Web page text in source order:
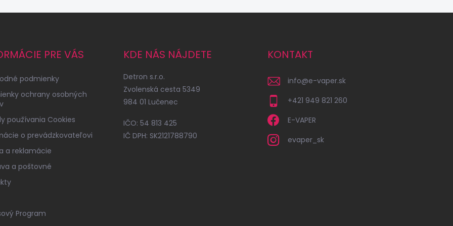
PRE VÁS
podmienky
ochrany osobných
používania Cookies
o prevádzkovateľovi
a reklamácie
a poštovné
Program
KDE NÁS NÁJDETE
Detron s.r.o.
Zvolenská cesta 5349
984 01 Lučenec
IČO: 54 813 425
IČ DPH: SK2121788790
KONTAKT
info@e-vaper.sk
+421 949 821 260
E-VAPER
evaper_sk